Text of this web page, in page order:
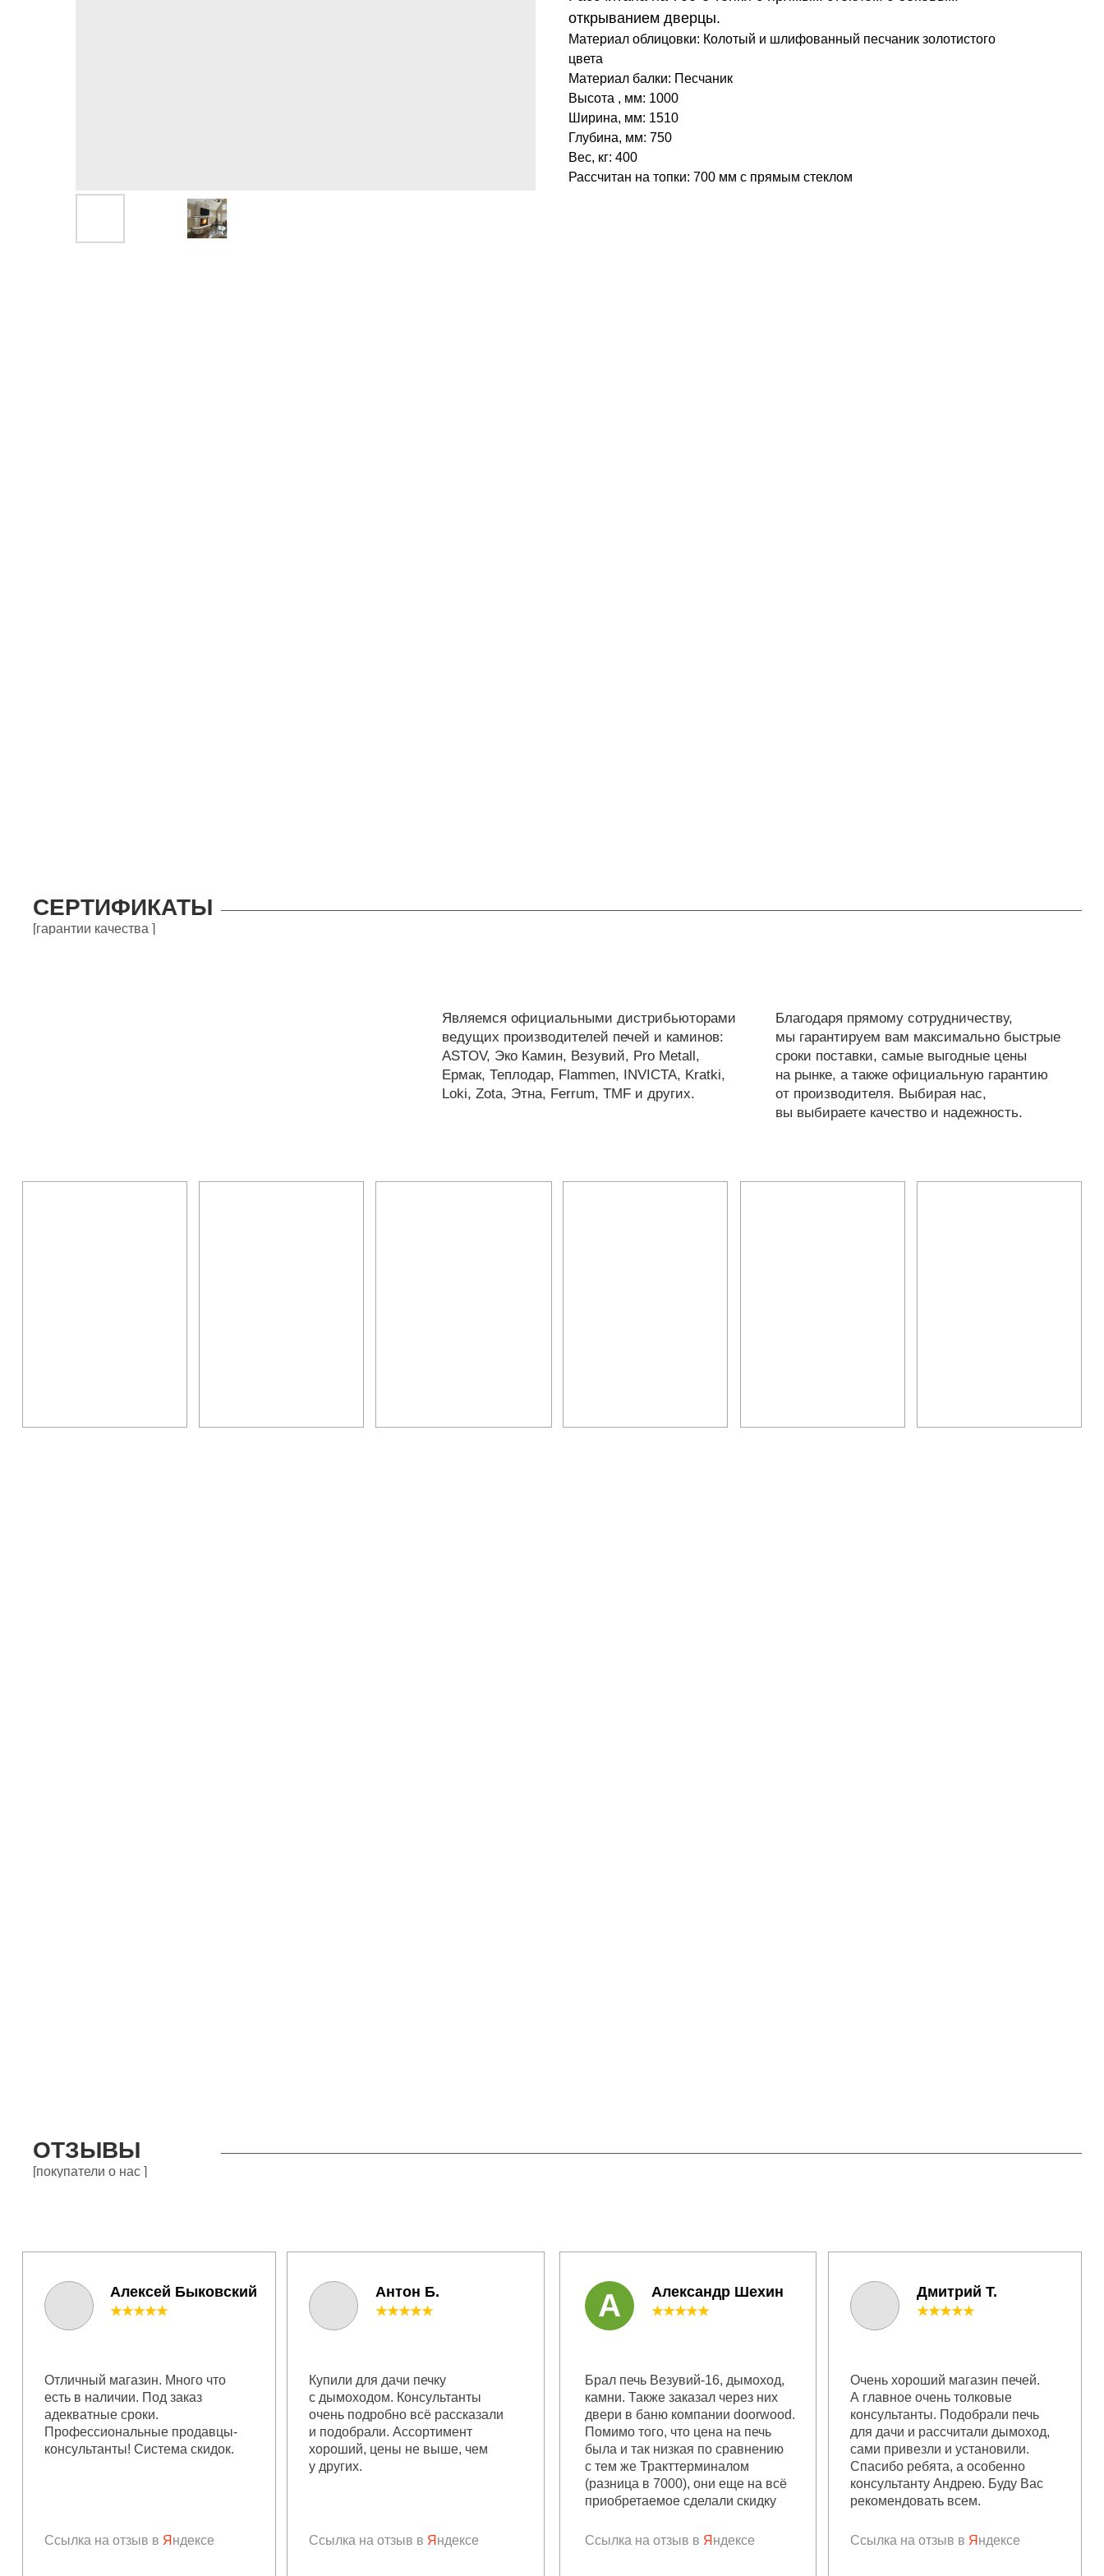
открыванием дверцы.
Материал облицовки: Колотый и шлифованный песчаник золотистого
цвета
Материал балки: Песчаник
Высота , мм: 1000
Ширина, мм: 1510
Глубина, мм: 750
Вес, кг: 400
Рассчитан на топки: 700 мм с прямым стеклом
СЕРТИФИКАТЫ
[гарантии качества ]
Являемся официальными дистрибьюторами
ведущих производителей печей и каминов:
ASTOV, Эко Камин, Везувий, Pro Metall,
Ермак, Теплодар, Flammen, INVICTA, Kratki,
Loki, Zota, Этна, Ferrum, TMF и других.
Благодаря прямому сотрудничеству,
мы гарантируем вам максимально быстрые
сроки поставки, самые выгодные цены
на рынке, а также официальную гарантию
от производителя. Выбирая нас,
вы выбираете качество и надежность.
ОТЗЫВЫ
[покупатели о нас ]
Алексей Быковский
Ссылка на отзыв в Я ндексе
★★★★★
Отличный магазин. Много что
есть в наличии. Под заказ
адекватные сроки.
Профессиональные продавцы-
консультанты! Система скидок.
Антон Б.
Ссылка на отзыв в Я ндексе
★★★★★
Купили для дачи печку
с дымоходом. Консультанты
очень подробно всё рассказали
и подобрали. Ассортимент
хороший, цены не выше, чем
у других.
Александр Шехин
Ссылка на отзыв в Я ндексе
★★★★★
Брал печь Везувий-16, дымоход,
камни. Также заказал через них
двери в баню компании doorwood.
Помимо того, что цена на печь
была и так низкая по сравнению
с тем же Тракттерминалом
(разница в 7000), они еще на всё
приобретаемое сделали скидку
А Дмитрий Т.
Ссылка на отзыв в Я ндексе
★★★★★
Очень хороший магазин печей.
А главное очень толковые
консультанты. Подобрали печь
для дачи и рассчитали дымоход,
сами привезли и установили.
Спасибо ребята, а особенно
консультанту Андрею. Буду Вас
рекомендовать всем.